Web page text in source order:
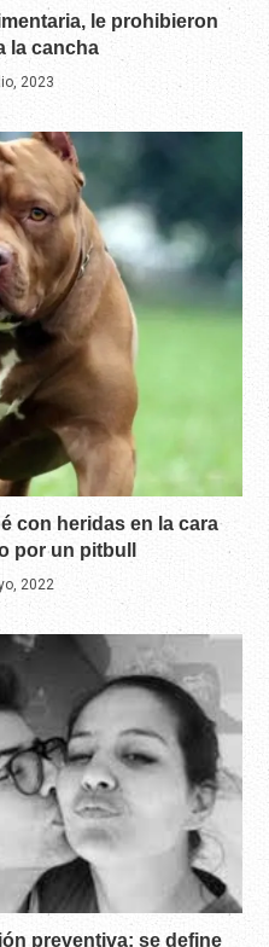
le prohibieron
la cancha
2023
con heridas en la cara
por un pitbull
2022
preventiva: se define